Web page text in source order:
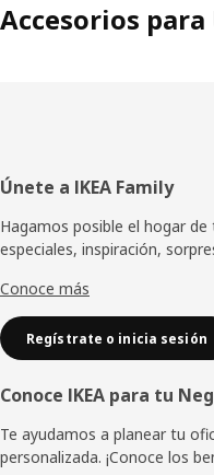
Accesorios para
Pie
de
página
Únete a IKEA Family
Hagamos posible el hogar
especiales, inspiración,
Conoce más
Regístrate o inicia sesión
Conoce IKEA para tu
Te ayudamos a planear tu
personalizada. ¡Conoce los